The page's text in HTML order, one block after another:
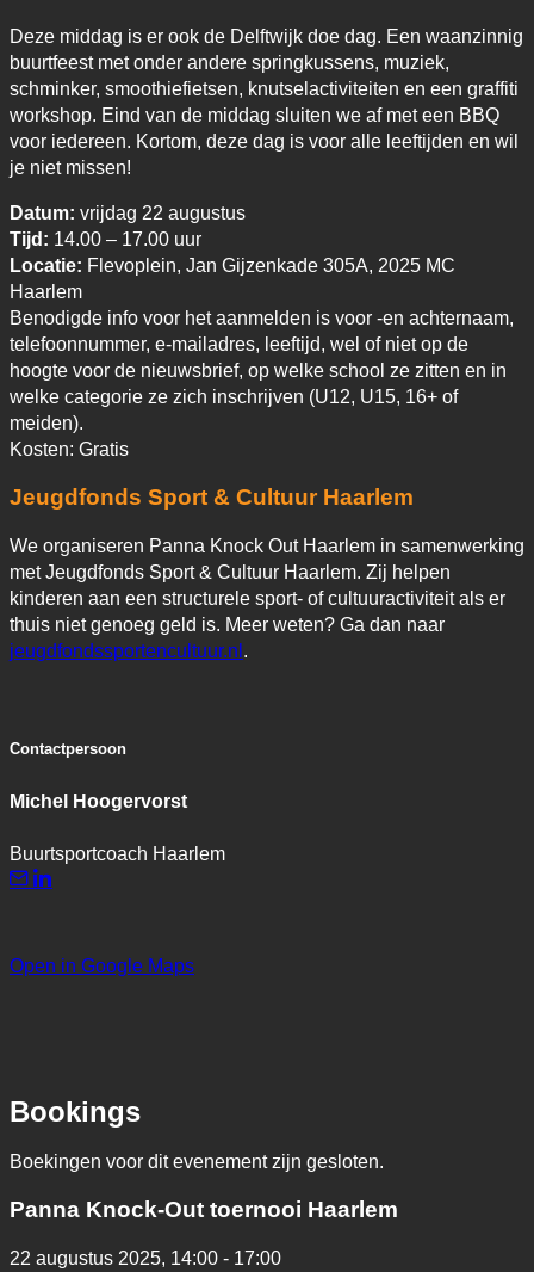
Deze middag is er ook de Delftwijk doe dag. Een waanzinnig
buurtfeest met onder andere springkussens, muziek,
schminker, smoothiefietsen, knutselactiviteiten en een graffiti
workshop. Eind van de middag sluiten we af met een BBQ
voor iedereen. Kortom, deze dag is voor alle leeftijden en wil
je niet missen!
Datum: vrijdag 22 augustus
Tijd: 14.00 – 17.00 uur
Locatie: Flevoplein, Jan Gijzenkade 305A, 2025 MC
Haarlem
Benodigde info voor het aanmelden is voor -en achternaam,
telefoonnummer, e-mailadres, leeftijd, wel of niet op de
hoogte voor de nieuwsbrief, op welke school ze zitten en in
welke categorie ze zich inschrijven (U12, U15, 16+ of
meiden).
Kosten: Gratis
Jeugdfonds Sport & Cultuur Haarlem
We organiseren Panna Knock Out Haarlem in samenwerking
met Jeugdfonds Sport & Cultuur Haarlem. Zij helpen
kinderen aan een structurele sport- of cultuuractiviteit als er
thuis niet genoeg geld is. Meer weten? Ga dan naar
jeugdfondssportencultuur.nl .
Contactpersoon
Michel Hoogervorst
Buurtsportcoach Haarlem
Open in Google Maps
Bookings
Boekingen voor dit evenement zijn gesloten.
Panna Knock-Out toernooi Haarlem
22 augustus 2025, 14:00 - 17:00